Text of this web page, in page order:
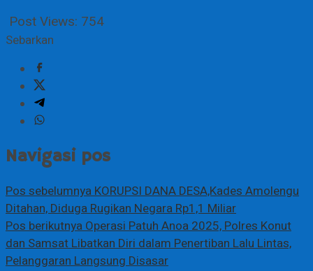
Post Views: 754
Sebarkan
Navigasi pos
Pos sebelumnyaKORUPSI DANA DESA,Kades Amolengu
Ditahan, Diduga Rugikan Negara Rp1,1 Miliar
Pos berikutnyaOperasi Patuh Anoa 2025, Polres Konut
dan Samsat Libatkan Diri dalam Penertiban Lalu Lintas,
Pelanggaran Langsung Disasar